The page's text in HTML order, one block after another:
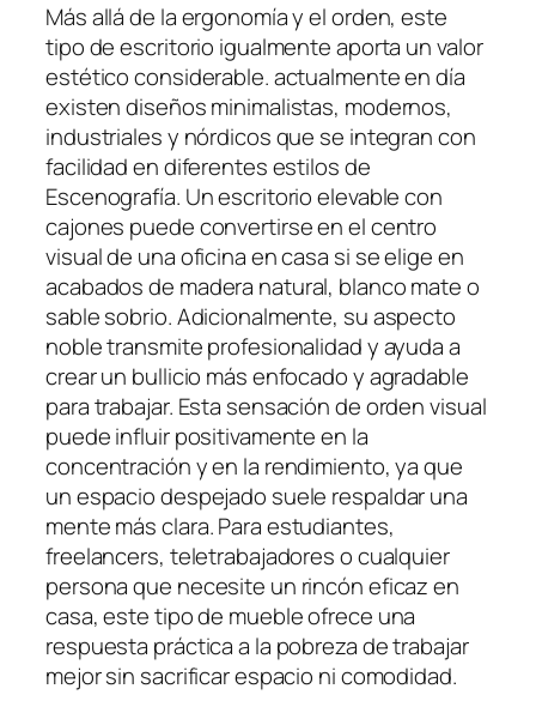
Más allá de la ergonomía y el orden, este
tipo de escritorio igualmente aporta un valor
estético considerable. actualmente en día
existen diseños minimalistas, modernos,
industriales y nórdicos que se integran con
facilidad en diferentes estilos de
Escenografía. Un escritorio elevable con
cajones puede convertirse en el centro
visual de una oficina en casa si se elige en
acabados de madera natural, blanco mate o
sable sobrio. Adicionalmente, su aspecto
noble transmite profesionalidad y ayuda a
crear un bullicio más enfocado y agradable
para trabajar. Esta sensación de orden visual
puede influir positivamente en la
concentración y en la rendimiento, ya que
un espacio despejado suele respaldar una
mente más clara. Para estudiantes,
freelancers, teletrabajadores o cualquier
persona que necesite un rincón eficaz en
casa, este tipo de mueble ofrece una
respuesta práctica a la pobreza de trabajar
mejor sin sacrificar espacio ni comodidad.